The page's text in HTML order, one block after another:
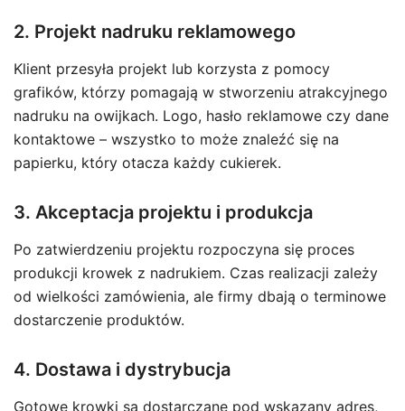
2. Projekt nadruku reklamowego
Klient przesyła projekt lub korzysta z pomocy
grafików, którzy pomagają w stworzeniu atrakcyjnego
nadruku na owijkach. Logo, hasło reklamowe czy dane
kontaktowe – wszystko to może znaleźć się na
papierku, który otacza każdy cukierek.
3. Akceptacja projektu i produkcja
Po zatwierdzeniu projektu rozpoczyna się proces
produkcji krowek z nadrukiem. Czas realizacji zależy
od wielkości zamówienia, ale firmy dbają o terminowe
dostarczenie produktów.
4. Dostawa i dystrybucja
Gotowe krowki są dostarczane pod wskazany adres,